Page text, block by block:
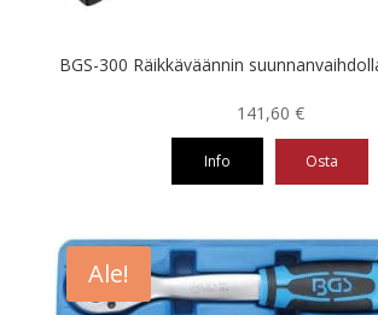
BGS-300 Räikkäväännin
141,60 €
Info Osta
Ale!